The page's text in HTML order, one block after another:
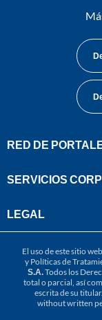
RED DE
SERVICIOS
LEGAL
El uso de este sitio
y Políticas de
S.A.Todos los
total o parcial, así
escrita de su
without written